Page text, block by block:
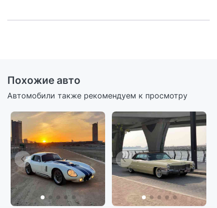
Похожие авто
Автомобили также рекомендуем к просмотру